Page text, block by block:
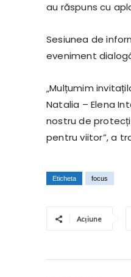
au răspuns cu
Sesiunea de
eveniment
„Mulțumim
Natalia – Elena
nostru de
pentru viitor”, a
Eticheta focus
Acțiune